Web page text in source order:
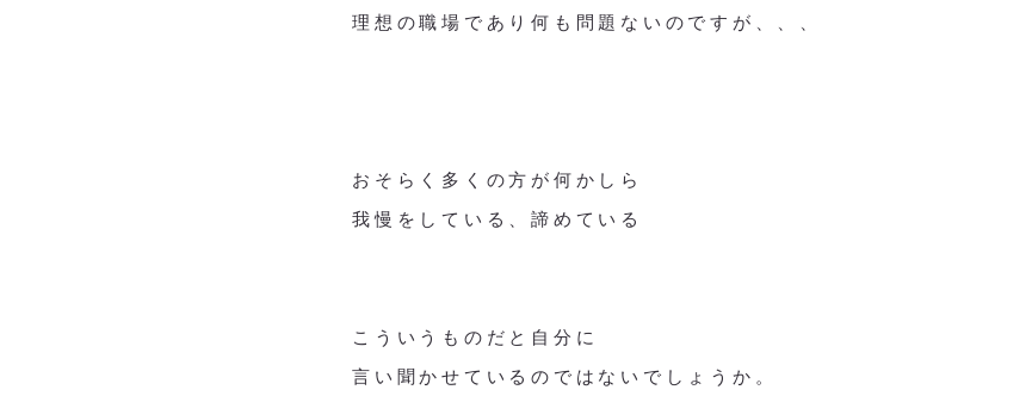
理想の職場であり何も問題ないのですが、、、
おそらく多くの方が何かしら
我慢をしている、諦めている
こういうものだと自分に
言い聞かせているのではないでしょうか。